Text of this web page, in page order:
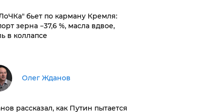
бьет по карману Кремля:
зерна −37,6 %, масла вдвое,
в коллапсе
Олег Жданов
рассказал, как Путин пытается